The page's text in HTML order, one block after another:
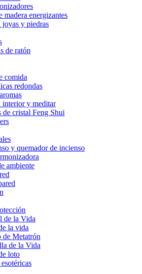
madera energizantes
joyas y piedras
de ratón
comida
redondas
interior y meditar
de cristal Feng Shui
y quemador de incienso
ambiente
de la Vida
la vida
de Metatrón
de la Vida
loto